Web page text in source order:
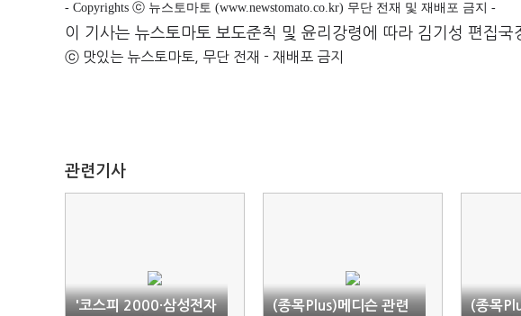
- Copyrights ⓒ 뉴스토마토 (www.newstomato.co.kr) 무단 전재 및 재배포 금지 -
이 기사는 뉴스토마토 보도준칙 및 윤리강령에 따라 김기성 편집국
ⓒ 맛있는 뉴스토마토, 무단 전재 - 재배포 금지
관련기사
'코스피 2000·삼성전자
(종목Plus)메디슨 관련
(종목